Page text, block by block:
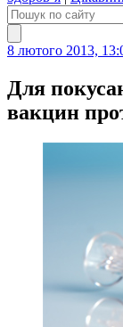
8 лютого 2013,
Для
вакцин